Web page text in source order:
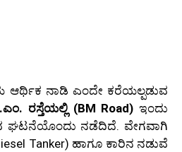
ಆರ್ಥಿಕ ನಾಡಿ ಎಂದೇ ಕರೆಯಲ್ಪಡುವ
ರಸ್ತೆಯಲ್ಲಿ (BM Road) ಇಂದು
ಘಟನೆಯೊಂದು ನಡೆದಿದೆ. ವೇಗವಾಗಿ
Tanker) ಹಾಗೂ ಕಾರಿನ ನಡುವೆ